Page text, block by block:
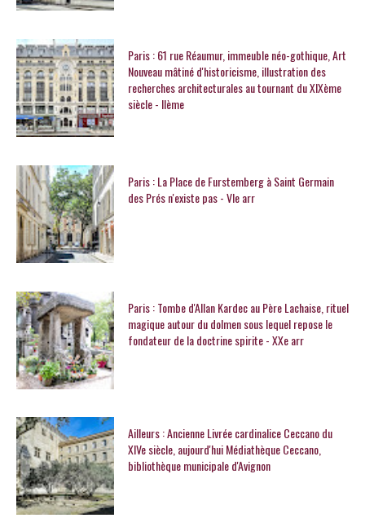
Paris : 61 rue Réaumur, immeuble néo-gothique, Art
Nouveau mâtiné d'historicisme, illustration des
recherches architecturales au tournant du XIXème
siècle - IIème
Paris : La Place de Furstemberg à Saint Germain
des Prés n'existe pas - VIe arr
Paris : Tombe d'Allan Kardec au Père Lachaise, rituel
magique autour du dolmen sous lequel repose le
fondateur de la doctrine spirite - XXe arr
Ailleurs : Ancienne Livrée cardinalice Ceccano du
XIVe siècle, aujourd'hui Médiathèque Ceccano,
bibliothèque municipale d'Avignon